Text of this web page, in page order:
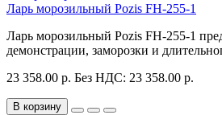
Ларь морозильный Pozis FH-255-1
Ларь морозильный Pozis FH-255-1
демонстрации, заморозки и
23 358.00 р. Без НДС: 23 358.00 р.
В корзину